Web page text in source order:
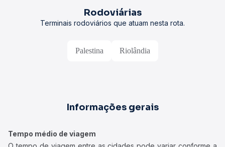
Rodoviárias
Terminais rodoviários que atuam nesta rota.
Palestina Riolândia
Informações gerais
Tempo médio de viagem